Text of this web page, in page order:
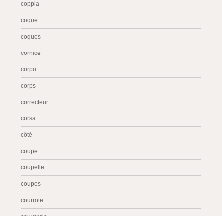
coppia
coque
coques
cornice
corpo
corps
correcteur
corsa
côté
coupe
coupelle
coupes
courroie